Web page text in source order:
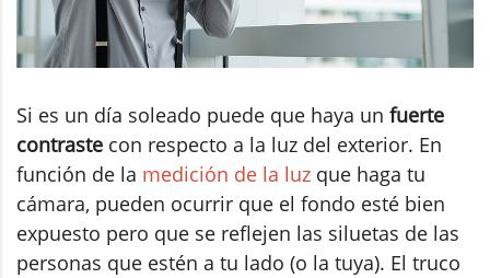
Si es un día soleado puede que haya un fuerte
contraste con respecto a la luz del exterior. En
función de la medición de la luz que haga tu
cámara, pueden ocurrir que el fondo esté bien
expuesto pero que se reflejen las siluetas de las
personas que estén a tu lado (o la tuya). El truco